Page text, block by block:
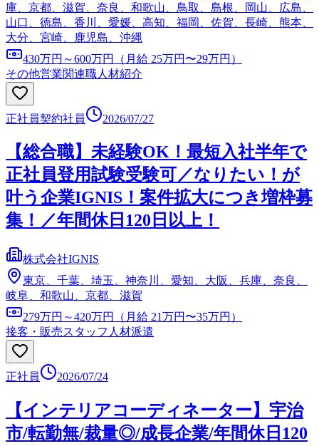
庫、京都、滋賀、奈良、和歌山、鳥取、島根、岡山、広島、
山口、徳島、香川、愛媛、高知、福岡、佐賀、長崎、熊本、
大分、宮崎、鹿児島、沖縄
430万円～600万円（月給 25万円〜29万円）
その他営業関連職人材紹介
正社員契約社員 2026/07/27
【総合職】未経験OK！最短入社半年で
正社員登用試験受験可／なりたい！が
叶う企業IGNIS！案件拡大につき増枠募
集！／年間休日120日以上！
株式会社IGNIS
東京、千葉、埼玉、神奈川、愛知、大阪、兵庫、奈良、
岐阜、和歌山、京都、滋賀
279万円～420万円（月給 21万円〜35万円）
接客・販売スタッフ 人材派遣
正社員 2026/07/24
【インテリアコーディネーター】宇治
市/転勤無/裁量◎/成長企業/年間休日120